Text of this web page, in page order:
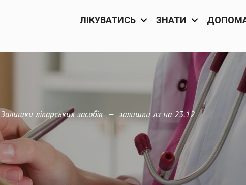
ЛІКУВАТИСЬ ЗНАТИ
Залишки лікарських засобів — залишки лз на 23.12